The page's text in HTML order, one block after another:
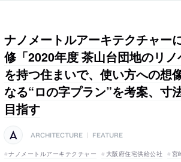
ナノメートルアーキテクチャー
修「2020年度 茶山台団地のリ
を持つ住まいで、使い方への想
なる“ロの字プラン”を考案、寸
目指す
ARCHITECTURE | FEATURE
ナノメートルアーキテクチャー 大阪府住宅供給公社 宮